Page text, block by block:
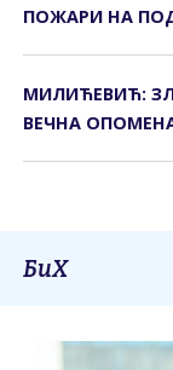
ПОЖАРИ НА
МИЛИЋЕВИЋ:
ВЕЧНА
БиХ